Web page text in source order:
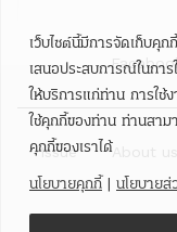
เว็บไซต์นี้มีการจัดเก็บคุ
เสนอประสบการณ์ในกา
ให้บริการแก่ท่าน การใช้
ใช้คุกกี้ของท่าน ท่านสาม
คุกกี้ของเราได้
นโยบายคุกกี้ | นโยบายส่
Issue About us